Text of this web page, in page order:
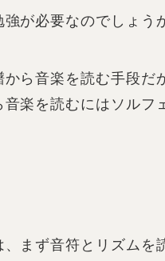
が必要なのでしょう
ら音楽を読む手段だ
楽を読むにはソルフ
まず音符とリズムを